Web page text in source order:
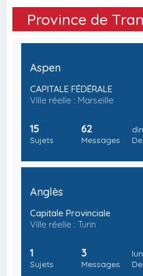
Province de
Aspen
CAPITALE FÉDÉRALE
Ville réelle : Marseille
15
Sujets
62
Messages
Anglès
Capitale Provinciale
Ville réelle : Turin
1
Sujets
3
Messages